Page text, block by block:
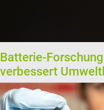
Batterie-
verbessert